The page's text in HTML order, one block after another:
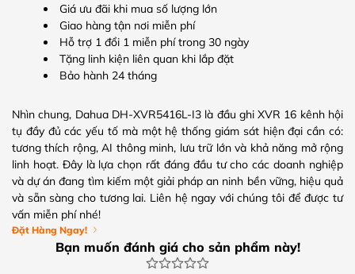
Giá ưu đãi khi mua số lượng lớn
Giao hàng tận nơi miễn phí
Hỗ trợ 1 đổi 1 miễn phí trong 30 ngày
Tặng linh kiện liên quan khi lắp đặt
Bảo hành 24 tháng
Nhìn chung, Dahua DH-XVR5416L-I3 là đầu ghi XVR 16 kênh hội
tụ đầy đủ các yếu tố mà một hệ thống giám sát hiện đại cần có:
tương thích rộng, AI thông minh, lưu trữ lớn và khả năng mở rộng
linh hoạt. Đây là lựa chọn rất đáng đầu tư cho các doanh nghiệp
và dự án đang tìm kiếm một giải pháp an ninh bền vững, hiệu quả
và sẵn sàng cho tương lai. Liên hệ ngay với chúng tôi để được tư
vấn miễn phí nhé!
Đặt Hàng Ngay!
Bạn muốn đánh giá cho sản phẩm này!